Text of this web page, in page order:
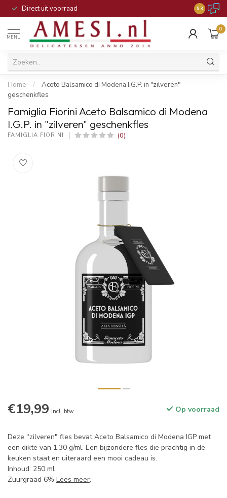
Direct uit voorraad 9.3
MENU
0
Home /
Aceto Balsamico di Modena I.G.P. in "zilveren"
geschenkfles
Famiglia Fiorini Aceto Balsamico di Modena
I.G.P. in "zilveren" geschenkfles
FAMIGLIA FIORINI (0)
€19,99 Incl. btw Op voorraad
Deze "zilveren" fles bevat Aceto Balsamico di Modena IGP met
een dikte van 1,30 g/ml. Een bijzondere fles die prachtig in de
keuken staat en uiteraard een mooi cadeau is.
Inhoud: 250 ml
Zuurgraad 6% Lees meer.